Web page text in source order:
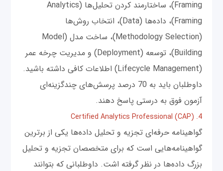
Framing)، ساختارمند کردن تحلیل‌ها (Analytics
Framing)، داده‌ها (Data)، انتخاب روش‌ها
(Methodology Selection)، ساخت مدل (Model
Building)، توسعه (Deployment) و مدیریت چرخه عمر
(Lifecycle Management) اطلاعات کافی داشته باشید.
داوطلبان باید به 70 درصد پرسش‌های چندگزینه‌ای
آزمون فوق به درستی پاسخ دهند.
4. Certified Analytics Professional (CAP)
گواهینامه حرفه‌ای تجزیه و تحلیل داده‌ها یکی از برترین
گواهینامه‌هایی است که برای متخصصان تجزیه و تحلیل
بزرگ‌ داده‌ها در نظر گرفته اشت. داوطلبانی که بتوانند